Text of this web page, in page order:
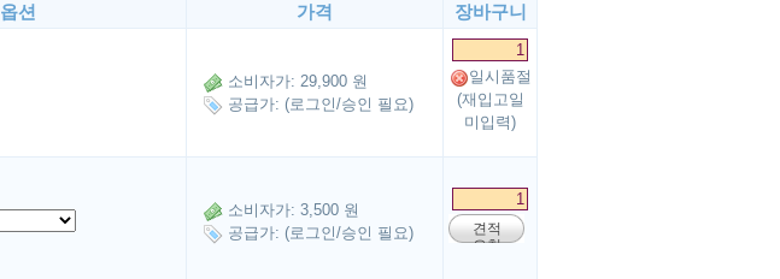
옵션 가격 장바구니
소비자가: 29,900 원
공급가: (로그인/승인 필요)
일시품절
(재입고일
미입력)
소비자가: 3,500 원
공급가: (로그인/승인 필요)
견적
요청